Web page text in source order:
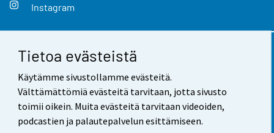
Tietoa evästeistä
Käytämme sivustollamme evästeitä.
Välttämättömiä evästeitä tarvitaan, jotta sivusto
toimii oikein. Muita evästeitä tarvitaan videoiden,
podcastien ja palautepalvelun esittämiseen.
Instagram
Yhteystiedot
Palaute
Käyttöehdot